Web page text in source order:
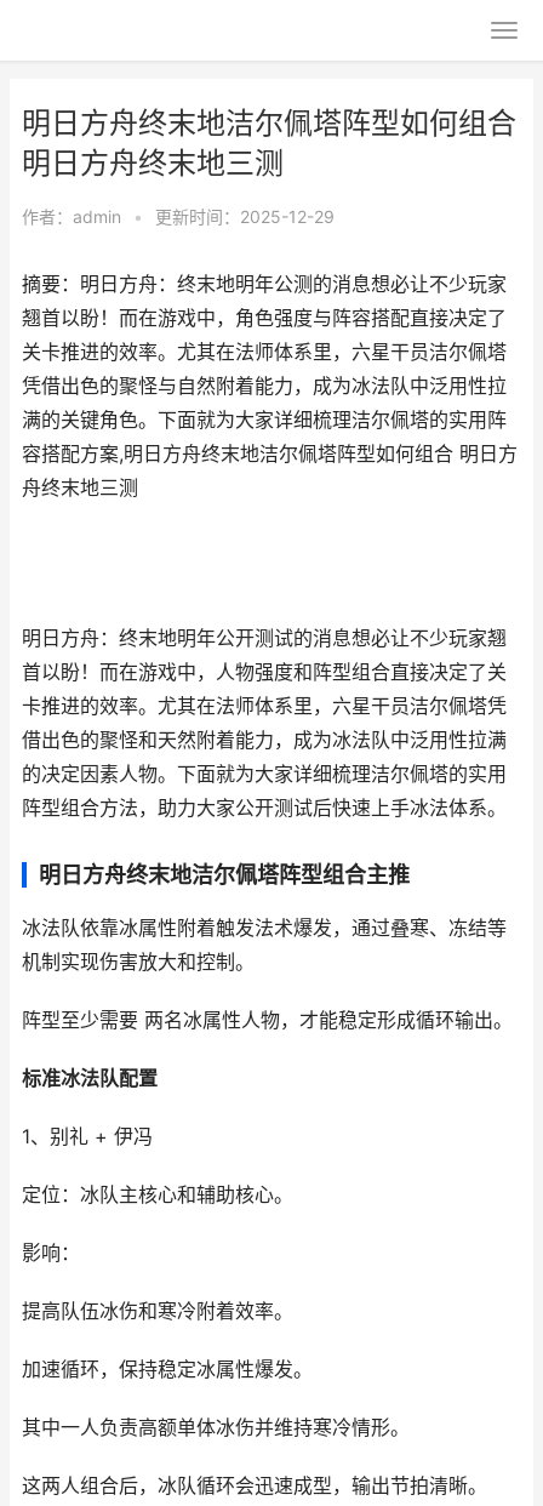
明日方舟终末地洁尔佩塔阵型如何组合
明日方舟终末地三测
作者： admin • 更新时间：2025-12-29
摘要：明日方舟：终末地明年公测的消息想必让不少玩家
翘首以盼！而在游戏中，角色强度与阵容搭配直接决定了
关卡推进的效率。尤其在法师体系里，六星干员洁尔佩塔
凭借出色的聚怪与自然附着能力，成为冰法队中泛用性拉
满的关键角色。下面就为大家详细梳理洁尔佩塔的实用阵
容搭配方案,明日方舟终末地洁尔佩塔阵型如何组合 明日方
舟终末地三测
明日方舟：终末地明年公开测试的消息想必让不少玩家翘
首以盼！而在游戏中，人物强度和阵型组合直接决定了关
卡推进的效率。尤其在法师体系里，六星干员洁尔佩塔凭
借出色的聚怪和天然附着能力，成为冰法队中泛用性拉满
的决定因素人物。下面就为大家详细梳理洁尔佩塔的实用
阵型组合方法，助力大家公开测试后快速上手冰法体系。
明日方舟终末地洁尔佩塔阵型组合主推
冰法队依靠冰属性附着触发法术爆发，通过叠寒、冻结等
机制实现伤害放大和控制。
阵型至少需要 两名冰属性人物，才能稳定形成循环输出。
标准冰法队配置
1、别礼 + 伊冯
定位：冰队主核心和辅助核心。
影响：
提高队伍冰伤和寒冷附着效率。
加速循环，保持稳定冰属性爆发。
其中一人负责高额单体冰伤并维持寒冷情形。
这两人组合后，冰队循环会迅速成型，输出节拍清晰。